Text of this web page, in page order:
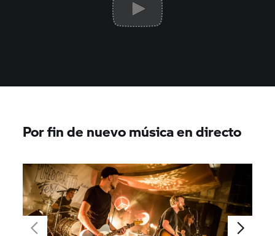
Por fin de nuevo música en directo